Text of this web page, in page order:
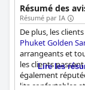
Résumé des
Résumé par IA
De plus, les
Phuket Golden
arrangeants et
les clients
également
lits confortables
Lire les